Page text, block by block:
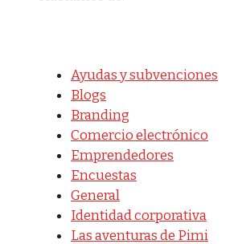
Ayudas y subvenciones
Blogs
Branding
Comercio electrónico
Emprendedores
Encuestas
General
Identidad corporativa
Las aventuras de Pimi